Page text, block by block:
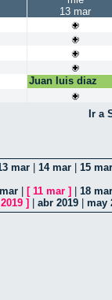
13 mar
Juan luis diaz
Ir a
mar 14 mar
15 mar
[ 11 mar ]
18 mar
] abr 2019 may